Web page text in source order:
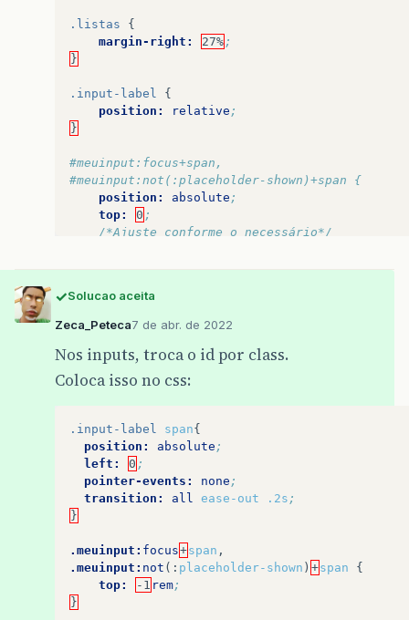
.listas
{
margin-right:
27% ;
}
.input-label
{
position:
relative ;
}
#meuinput:focus+span,
#meuinput:not(:placeholder-shown)+span {
position:
absolute ;
top:
0 ;
/*Ajuste conforme o necessário*/
Solucao aceita
Zeca_Peteca7 de abr. de 2022
Nos inputs, troca o id por class.
Coloca isso no css:
.input-label span{
position:
absolute ;
left:
0 ;
pointer-events:
none ;
transition:
all ease-out .2s ;
}
.meuinput: focus+span ,
.meuinput: not (: placeholder-shown ) +span
{
top:
-1 rem;
}